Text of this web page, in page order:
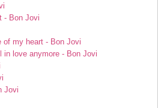
- Bon Jovi
of my heart - Bon Jovi
in love anymore - Bon Jovi
Jovi